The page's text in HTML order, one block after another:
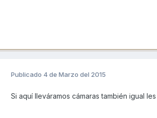
Publicado 4 de Marzo del 2015
Si aquí lleváramos cámaras también igual